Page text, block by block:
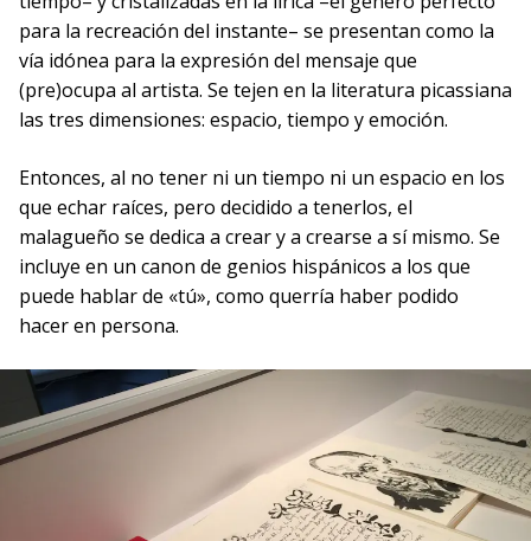
para la recreación del instante– se presentan como la
vía idónea para la expresión del mensaje que
(pre)ocupa al artista. Se tejen en la literatura picassiana
las tres dimensiones: espacio, tiempo y emoción.
Entonces, al no tener ni un tiempo ni un espacio en los
que echar raíces, pero decidido a tenerlos, el
malagueño se dedica a crear y a crearse a sí mismo. Se
incluye en un canon de genios hispánicos a los que
puede hablar de «tú», como querría haber podido
hacer en persona.